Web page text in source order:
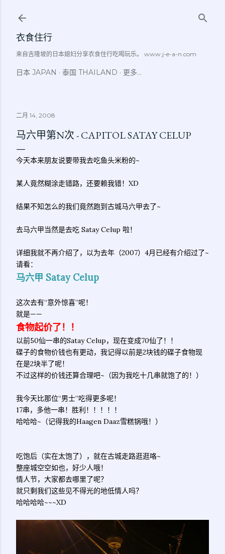
衣食住行
来自吉隆坡的日本媳妇分享衣食住行吃喝玩乐。 www.j-e-a-n.com
日本 JAPAN 泰国 THAILAND 更多…
二月 14, 2008
马六甲第N次 - CAPITOL SATAY CELUP
今天本来朋友说要带我去吃鱼头米粉的~
某人竟然糊涂走错路，还要赖我错！XD
结果不知怎么的我们竟然跑到古城马六甲去了~
去马六甲当然是去吃 Satay Celup 啦！
详细我就不再介绍了，以为去年（2007）4月已经有介绍过了~
请看：
马六甲 Satay Celup
这次去有“意外惊喜”呢！
就是——
食物起价了！！
以前50仙一串的Satay Celup，现在变成70仙了！！
碟子的食物价钱也有更动，我记得以前是2块钱的碟子食物现
在是2块半了呢！
不过这样的价钱还算合理吧~（因为我吃十几串就饱了的！）
我今天比那位“男士”吃得更多呢！
17串，多他一串！胜利！！！！！
哈哈哈~（记得我的Haagen Daaz雪糕锅哦！）
吃饱后（实在太饱了），就在古城走路逛逛咯~
整座城空空如也，好少人哦！
情人节，大家都去哪里了呢？
就只剩我们这些见不得光的地低情人吗？
哈哈哈哈~~~XD